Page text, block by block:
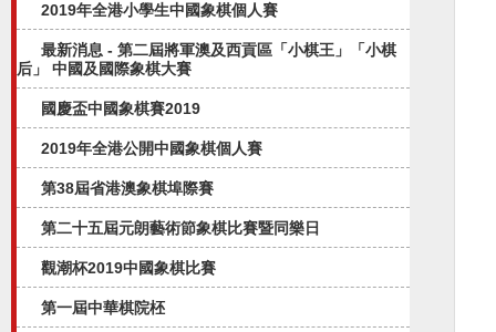
2019年全港小學生中國象棋個人賽
最新消息 - 第二屆將軍澳及西貢區「小棋王」「小棋
后」 中國及國際象棋大賽
國慶盃中國象棋賽2019
2019年全港公開中國象棋個人賽
第38屆省港澳象棋埠際賽
第二十五屆元朗藝術節象棋比賽暨同樂日
觀潮杯2019中國象棋比賽
第一屆中華棋院柸